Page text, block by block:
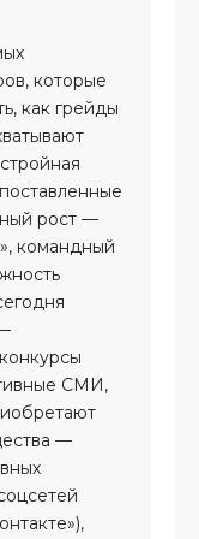
которые
как грейды
рост —
командный
СМИ,
—